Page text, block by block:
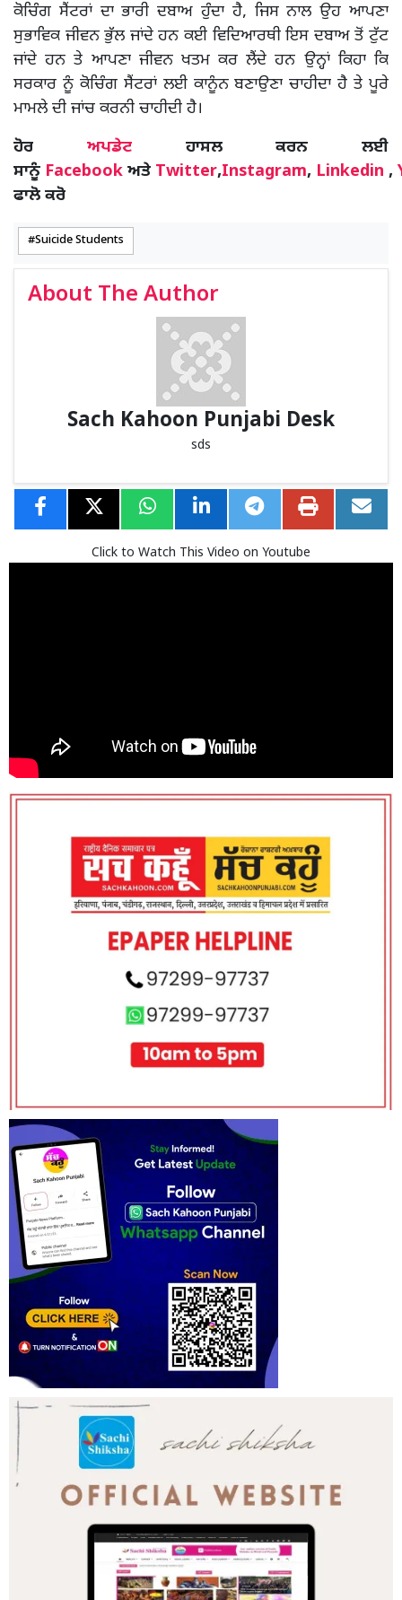
ਕੋਚਿੰਗ ਸੈਂਟਰਾਂ ਦਾ ਭਾਰੀ ਦਬਾਅ ਹੁੰਦਾ ਹੈ, ਜਿਸ ਨਾਲ ਉਹ ਆਪਣਾ
ਸੁਭਾਵਿਕ ਜੀਵਨ ਭੁੱਲ ਜਾਂਦੇ ਹਨ ਕਈ ਵਿਦਿਆਰਥੀ ਇਸ ਦਬਾਅ ਤੋਂ ਟੁੱਟ
ਜਾਂਦੇ ਹਨ ਤੇ ਆਪਣਾ ਜੀਵਨ ਖਤਮ ਕਰ ਲੈਂਦੇ ਹਨ ਉਨ੍ਹਾਂ ਕਿਹਾ ਕਿ
ਸਰਕਾਰ ਨੂੰ ਕੋਚਿੰਗ ਸੈਂਟਰਾਂ ਲਈ ਕਾਨੂੰਨ ਬਣਾਉਣਾ ਚਾਹੀਦਾ ਹੈ ਤੇ ਪੂਰੇ
ਮਾਮਲੇ ਦੀ ਜਾਂਚ ਕਰਨੀ ਚਾਹੀਦੀ ਹੈ।
ਹੋਰ ਅਪਡੇਟਹਾਸਲ ਕਰਨ ਲਈ
ਸਾਨੂੰ Facebook ਅਤੇ Twitter,Instagram, Linkedin ,
ਫਾਲੋ ਕਰੋ
Suicide Students
About The Author
Sach Kahoon Punjabi Desk
sds
Click to Watch This Video on Youtube